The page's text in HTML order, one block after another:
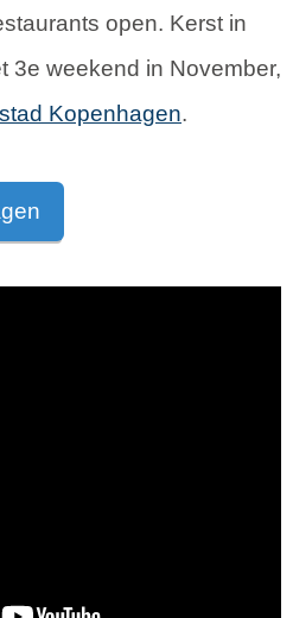
open. Kerst in
3e weekend in November,
Kopenhagen.